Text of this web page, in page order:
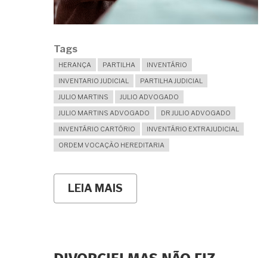
Tags
HERANÇA PARTILHA
INVENTÁRIO
INVENTARIO JUDICIAL
PARTILHA JUDICIAL
JULIO MARTINS
JULIO ADVOGADO
JULIO MARTINS ADVOGADO
DR JULIO ADVOGADO
INVENTÁRIO CARTÓRIO
INVENTÁRIO EXTRAJUDICIAL
ORDEM VOCAÇÃO HEREDITARIA
LEIA MAIS
NÃO
FALECIDO.